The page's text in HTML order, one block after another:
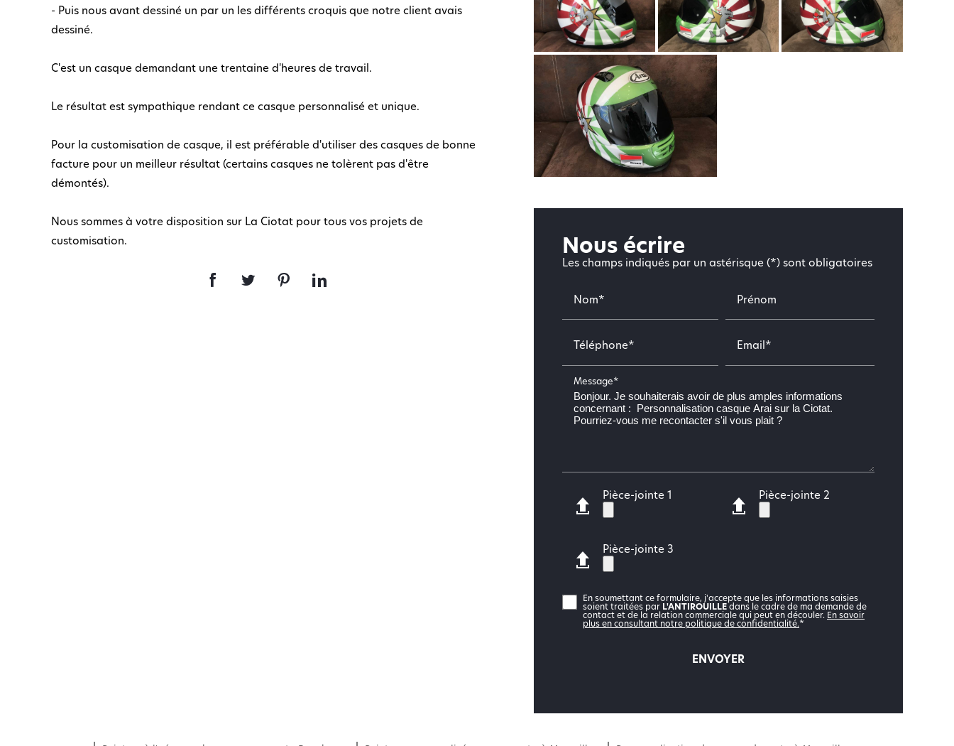
- Puis nous avant dessiné un par un les différents croquis que notre client avais
dessiné.
C'est un casque demandant une trentaine d'heures de travail.
Le résultat est sympathique rendant ce casque personnalisé et unique.
Pour la customisation de casque, il est préférable d'utiliser des casques de bonne
facture pour un meilleur résultat (certains casques ne tolèrent pas d'être
démontés).
Nous sommes à votre disposition sur La Ciotat pour tous vos projets de
customisation.
Nous écrire
Les champs indiqués par un astérisque (*) sont obligatoires
Nom* Prénom
Téléphone* Email*
Message*
Pièce-jointe 1 Pièce-jointe 2
Pièce-jointe 3
En soumettant ce formulaire, j'accepte que les informations saisies
soient traitées par L'ANTIROUILLE dans le cadre de ma demande de
contact et de la relation commerciale qui peut en découler. En savoir
plus en consultant notre politique de confidentialité.*